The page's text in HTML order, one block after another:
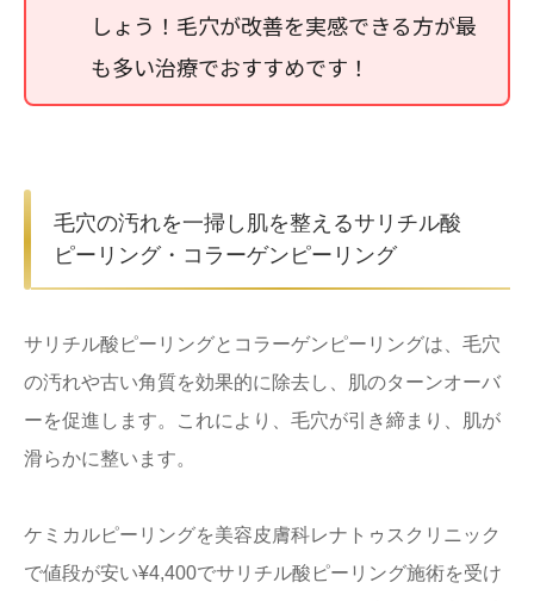
しょう！毛穴が改善を実感できる方が最
も多い治療でおすすめです！
毛穴の汚れを一掃し肌を整えるサリチル酸
ピーリング・コラーゲンピーリング
サリチル酸ピーリングとコラーゲンピーリングは、毛穴
の汚れや古い角質を効果的に除去し、肌のターンオーバ
ーを促進します。これにより、毛穴が引き締まり、肌が
滑らかに整います。
ケミカルピーリングを美容皮膚科レナトゥスクリニック
で値段が安い¥4,400でサリチル酸ピーリング施術を受け